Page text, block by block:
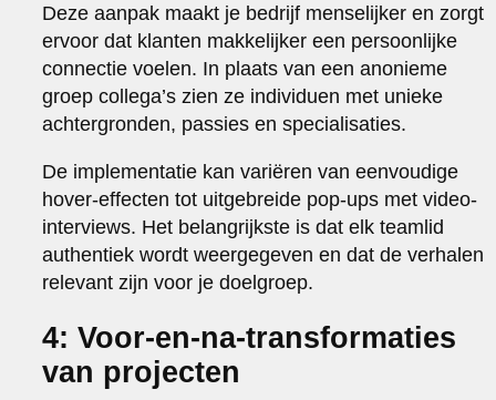
Deze aanpak maakt je bedrijf menselijker en zorgt
ervoor dat klanten makkelijker een persoonlijke
connectie voelen. In plaats van een anonieme
groep collega’s zien ze individuen met unieke
achtergronden, passies en specialisaties.
De implementatie kan variëren van eenvoudige
hover-effecten tot uitgebreide pop-ups met video-
interviews. Het belangrijkste is dat elk teamlid
authentiek wordt weergegeven en dat de verhalen
relevant zijn voor je doelgroep.
4: Voor-en-na-transformaties
van projecten